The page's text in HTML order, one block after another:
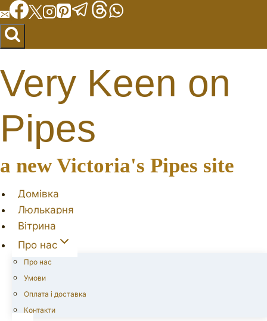
Перейти
до
вмісту
Very Keen on
Pipes
a new Victoria's Pipes site
Домівка
Люлькарня
Вітрина
Про нас
Про нас
Умови
Оплата і доставка
Контакти